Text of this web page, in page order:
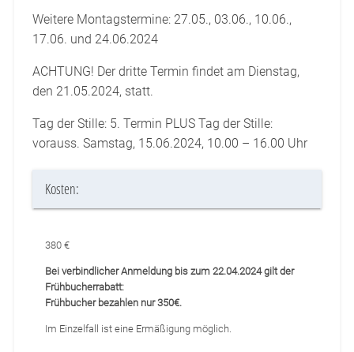
Weitere Montagstermine: 27.05., 03.06., 10.06.,
17.06. und 24.06.2024
ACHTUNG! Der dritte Termin findet am Dienstag,
den 21.05.2024, statt.
Tag der Stille: 5. Termin PLUS Tag der Stille:
vorauss. Samstag, 15.06.2024, 10.00 – 16.00 Uhr
Kosten:
380 €
Bei verbindlicher Anmeldung bis zum 22.04.2024 gilt der
Frühbucherrabatt:
Frühbucher bezahlen nur 350€.
Im Einzelfall ist eine Ermäßigung möglich.